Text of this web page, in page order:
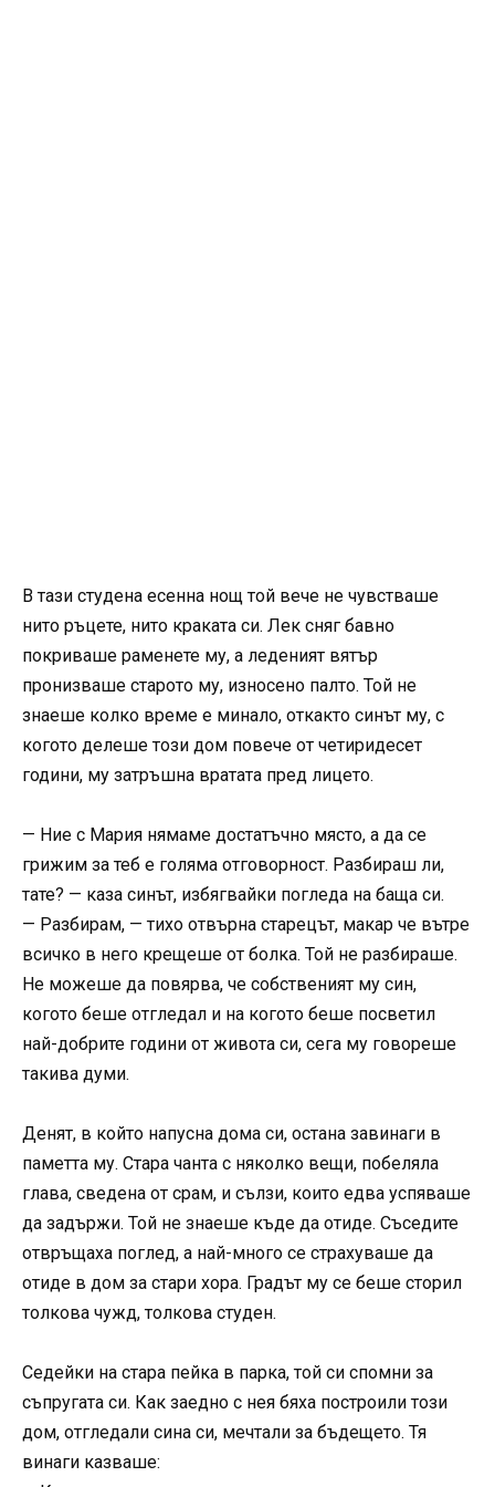
В тази студена есенна нощ той вече не чувстваше
нито ръцете, нито краката си. Лек сняг бавно
покриваше раменете му, а леденият вятър
пронизваше старото му, износено палто. Той не
знаеше колко време е минало, откакто синът му, с
когото делеше този дом повече от четиридесет
години, му затръшна вратата пред лицето.
— Ние с Мария нямаме достатъчно място, а да се
грижим за теб е голяма отговорност. Разбираш ли,
тате? — каза синът, избягвайки погледа на баща си.
— Разбирам, — тихо отвърна старецът, макар че вътре
всичко в него крещеше от болка. Той не разбираше.
Не можеше да повярва, че собственият му син,
когото беше отгледал и на когото беше посветил
най-добрите години от живота си, сега му говореше
такива думи.
Денят, в който напусна дома си, остана завинаги в
паметта му. Стара чанта с няколко вещи, побеляла
глава, сведена от срам, и сълзи, които едва успяваше
да задържи. Той не знаеше къде да отиде. Съседите
отвръщаха поглед, а най-много се страхуваше да
отиде в дом за стари хора. Градът му се беше сторил
толкова чужд, толкова студен.
Седейки на стара пейка в парка, той си спомни за
съпругата си. Как заедно с нея бяха построили този
дом, отгледали сина си, мечтали за бъдещето. Тя
винаги казваше: